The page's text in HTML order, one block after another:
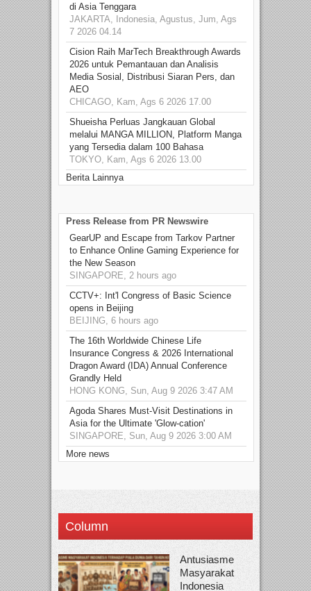
di Asia Tenggara
JAKARTA, Indonesia, Agustus, Jum, Ags
7 2026 04.14
Cision Raih MarTech Breakthrough Awards
2026 untuk Pemantauan dan Analisis
Media Sosial, Distribusi Siaran Pers, dan
AEO
CHICAGO, Kam, Ags 6 2026 17.00
Shueisha Perluas Jangkauan Global
melalui MANGA MILLION, Platform Manga
yang Tersedia dalam 100 Bahasa
TOKYO, Kam, Ags 6 2026 13.00
Berita Lainnya
Press Release from PR Newswire
GearUP and Escape from Tarkov Partner
to Enhance Online Gaming Experience for
the New Season
SINGAPORE, 2 hours ago
CCTV+: Int'l Congress of Basic Science
opens in Beijing
BEIJING, 6 hours ago
The 16th Worldwide Chinese Life
Insurance Congress & 2026 International
Dragon Award (IDA) Annual Conference
Grandly Held
HONG KONG, Sun, Aug 9 2026 3:47 AM
Agoda Shares Must-Visit Destinations in
Asia for the Ultimate 'Glow-cation'
SINGAPORE, Sun, Aug 9 2026 3:00 AM
More news
Column
Antusiasme
Masyarakat
Indonesia